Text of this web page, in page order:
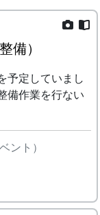
課（担
～
ョン
備）
予定していまし
備作業を行ない
ント）